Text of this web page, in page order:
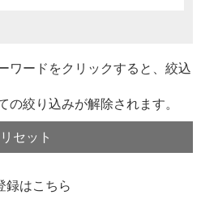
ワードをクリックすると、絞込
絞り込みが解除されます。
リセット
録はこちら